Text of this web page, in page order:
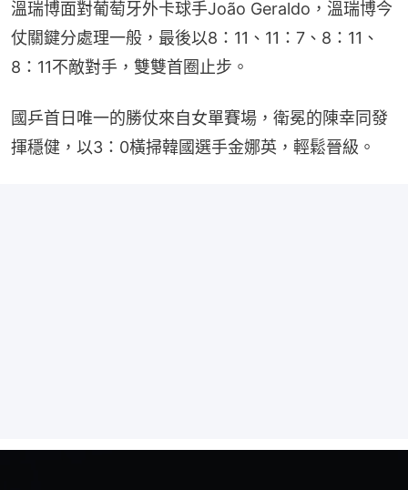
溫瑞博面對葡萄牙外卡球手João Geraldo，溫瑞博今
仗關鍵分處理一般，最後以8：11、11：7、8：11、
8：11不敵對手，雙雙首圈止步。
國乒首日唯一的勝仗來自女單賽場，衛冕的陳幸同發
揮穩健，以3：0橫掃韓國選手金娜英，輕鬆晉級。